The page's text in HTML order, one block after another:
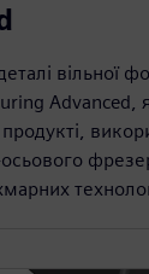
вільної
Advanced,